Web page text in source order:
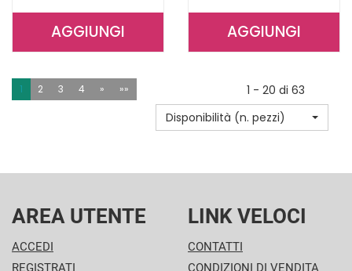
AGGIUNGIAGGIUNGI GOOVI
CON
BIOPEPTIDI AL
CARRELLO
AGGIUNGIAGGIUNGI
OCCHI
15ML AL
CARRELLO
1 2 3 4 » »»
1 - 20 di 63
Disponibilità (n. pezzi)
AREA UTENTE
ACCEDI
REGISTRATI
LINK VELOCI
CONTATTI
CONDIZIONI DI VENDITA